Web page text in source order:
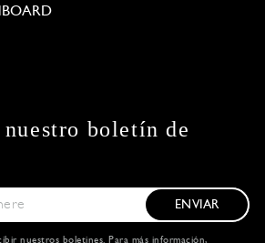
nuestro boletín de
ENVIAR
nuestros boletines. Para más información,